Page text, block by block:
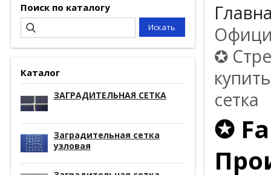
Поиск по каталогу
Каталог
ЗАГРАДИТЕЛЬНАЯ СЕТКА
Заградительная сетка
узловая
✪
сетка
✪